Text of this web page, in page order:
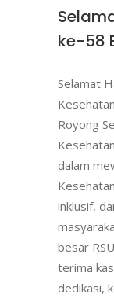
ke-58
Selamat
Royong
dalam
inklusif,
besar
terima
dedikasi,